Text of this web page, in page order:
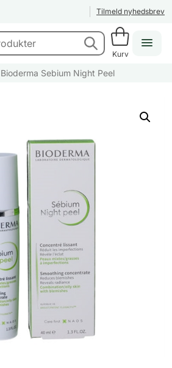
Tilmeld nyhedsbrev
Kurv
Bioderma Sebium Night Peel